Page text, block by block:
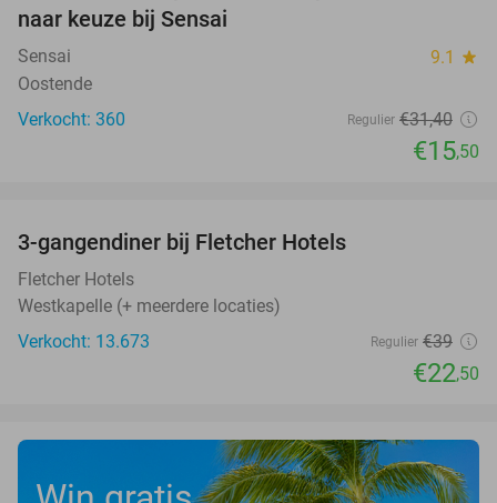
naar keuze bij Sensai
Sensai 9.1 star
Oostende
Verkocht: 360
Regulier €31,40
€15,50
3-gangendiner bij Fletcher Hotels
Fletcher Hotels
Westkapelle (+ meerdere locaties)
Verkocht: 13.673
Regulier €39
€22,50